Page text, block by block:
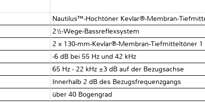
Nautilus™-Hochtöner Kevlar®-Membran-
2½-Wege-Bassreflexsystem
2 x 130-mm-Kevlar®-Membran-Tiefmitteltöner
-6 dB bei 55 Hz und 42 kHz
65 Hz - 22 kHz ±3 dB auf der Bezugsachse
Innerhalb 2 dB des Bezugsfrequenzgangs
über 40 Bogengrad